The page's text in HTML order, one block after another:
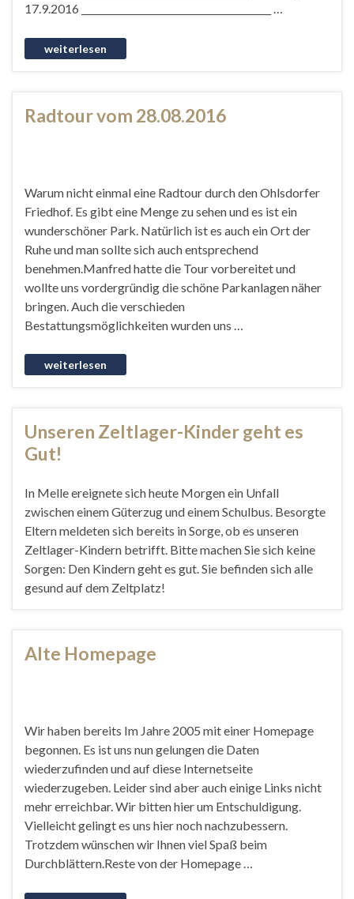
17.9.2016 ________________________________________ …
Radtour vom 28.08.2016
Warum nicht einmal eine Radtour durch den Ohlsdorfer
Friedhof. Es gibt eine Menge zu sehen und es ist ein
wunderschöner Park. Natürlich ist es auch ein Ort der
Ruhe und man sollte sich auch entsprechend
benehmen.Manfred hatte die Tour vorbereitet und
wollte uns vordergründig die schöne Parkanlagen näher
bringen. Auch die verschieden
Bestattungsmöglichkeiten wurden uns …
Unseren Zeltlager-Kinder geht es
Gut!
In Melle ereignete sich heute Morgen ein Unfall
zwischen einem Güterzug und einem Schulbus. Besorgte
Eltern meldeten sich bereits in Sorge, ob es unseren
Zeltlager-Kindern betrifft. Bitte machen Sie sich keine
Sorgen: Den Kindern geht es gut. Sie befinden sich alle
gesund auf dem Zeltplatz!
Alte Homepage
Wir haben bereits Im Jahre 2005 mit einer Homepage
begonnen. Es ist uns nun gelungen die Daten
wiederzufinden und auf diese Internetseite
wiederzugeben. Leider sind aber auch einige Links nicht
mehr erreichbar. Wir bitten hier um Entschuldigung.
Vielleicht gelingt es uns hier noch nachzubessern.
Trotzdem wünschen wir Ihnen viel Spaß beim
Durchblättern.Reste von der Homepage …